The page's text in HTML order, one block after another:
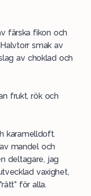
färska fikon och
smak av
av choklad och
frukt, rök och
karamelldoft.
mandel och
deltagare, jag
vaxighet,
för alla.